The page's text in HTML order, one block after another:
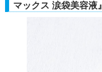
マックス 涙袋美容液』